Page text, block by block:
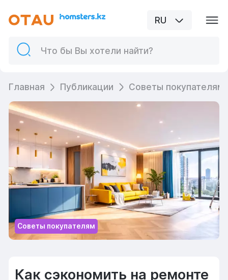
RU
Главная Публикации Советы покупателям
Советы покупателям
Как сэкономить на ремонте